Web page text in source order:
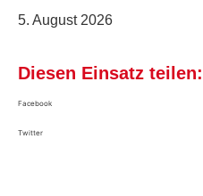
5. August 2026
Diesen Einsatz teilen:
Facebook
Twitter